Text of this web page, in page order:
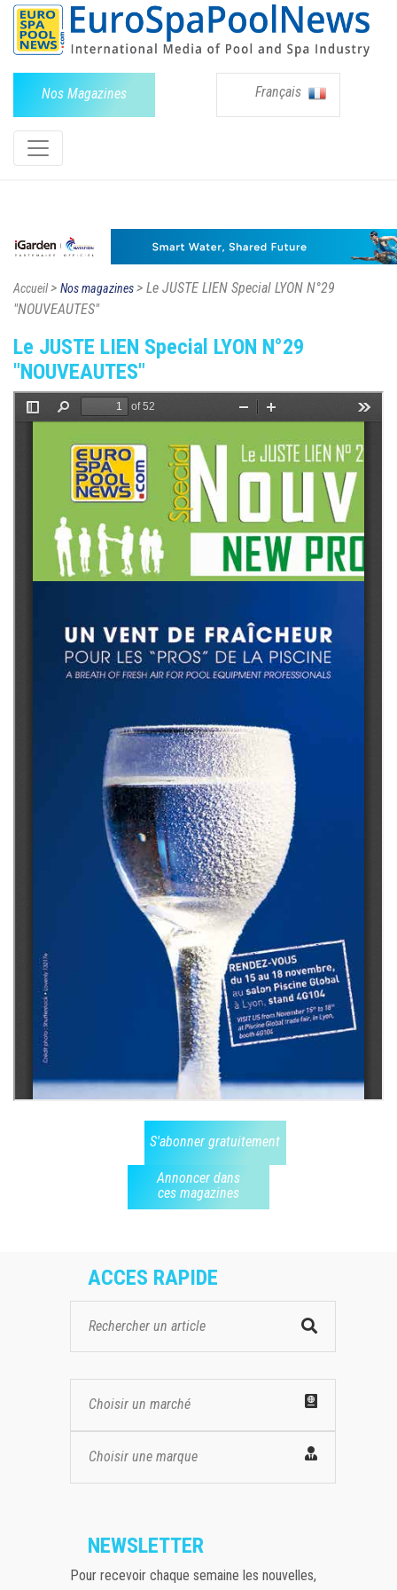
Nos Magazines Français
Accueil> Nos magazines> Le JUSTE LIEN Special LYON N°29
"NOUVEAUTES"
Le JUSTE LIEN Special LYON N°29
"NOUVEAUTES"
S'abonner gratuitement
Annoncer dans
ces magazines
ACCES RAPIDE
Choisir un marché
Choisir une marque
NEWSLETTER
Pour recevoir chaque semaine les nouvelles,